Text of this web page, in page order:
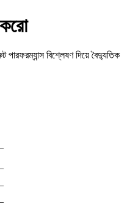
পারফরম্যান্স বিশ্লেষণ দিয়ে বৈদ্যুতিক